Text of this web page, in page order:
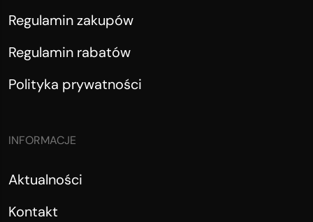
Regulamin zakupów
Regulamin rabatów
Polityka prywatności
INFORMACJE
Aktualności
Kontakt